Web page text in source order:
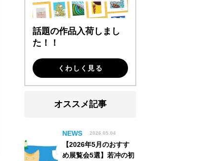
話題の作品入荷しまし
た！！
くわしく見る
オススメ記事
NEWS 2026.05.04
【2026年5月のおすす
め展覧会5選】若冲の初